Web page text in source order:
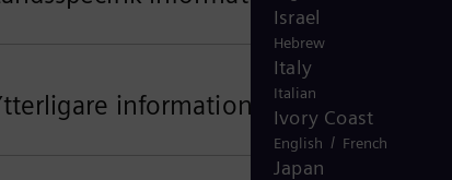
information för invånare i USA
Israel
Hebrew
Italy
Italian
Ivory Coast
English / French
Japan